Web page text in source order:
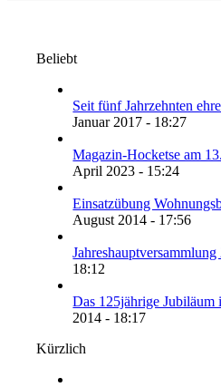
Beliebt
Seit fünf Jahrzehnten
Januar 2017 - 18:27
Magazin-Hocketse am
April 2023 - 15:24
Einsatzübung
August 2014 - 17:56
Jahreshauptversammlung
18:12
Das 125jährige Jubiläum
2014 - 18:17
Kürzlich